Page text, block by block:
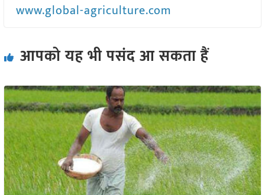
www.global-agriculture.com
आपको यह भी पसंद आ सकता हैं